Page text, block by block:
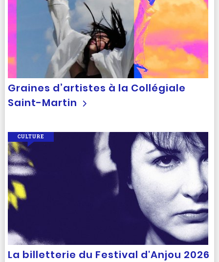
Graines d’artistes à la Collégiale
Saint-Martin
La billetterie du Festival d'Anjou 2026
CULTURE